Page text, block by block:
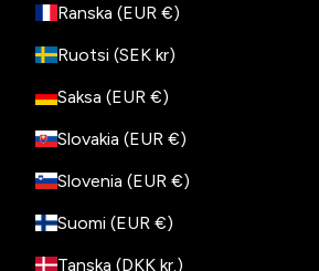
Ranska (EUR €)
Ruotsi (SEK kr)
Saksa (EUR €)
Slovakia (EUR €)
Slovenia (EUR €)
Suomi (EUR €)
Tanska (DKK kr.)